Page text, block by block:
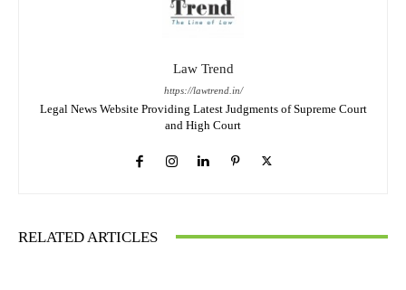
Law Trend
https://lawtrend.in/
Legal News Website Providing Latest Judgments of Supreme Court
and High Court
RELATED ARTICLES